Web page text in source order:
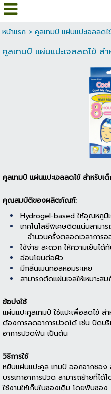
หน้าแรก> คูลเทมป์ แผ่นแปะเจลลด
คูลเทมป์ แผ่นแปะเจลลดไข้ ส
คูลเทมป์ แผ่นแปะเจลลดไข้ สำหรับเ
คุณสมบัติของผลิตภัณฑ์:
Hydrogel-based ให้อุณหภูมิ
เทคโนโลยีพิเศษติดแน่นสาม
จำนวนครั้งตลอดเวลาการออ
ใช้ง่าย สะดวก ให้ความเย็นไ
อ่อนโยนต่อผิว
มีกลิ่นเมนทอลหอมระเหย
สามารถตัดแผ่นเจลให้เหมา
ข้อบ่งใช้
แผ่นแปะคูลเทมป์ ใช้แปะเพื่อลดไข้
ต้องการลดอาการปวดได้ เช่น ปิดบ
อาการปวดฟัน เป็นต้น
วิธีการใช้
หยิบแผ่นแปะคูล เทมป์ ออกจากซอ
บรรเทาอาการปวด สามารถย้ายที่ไ
ใช้งานให้เก็บในซองเดิม โดยพับซ